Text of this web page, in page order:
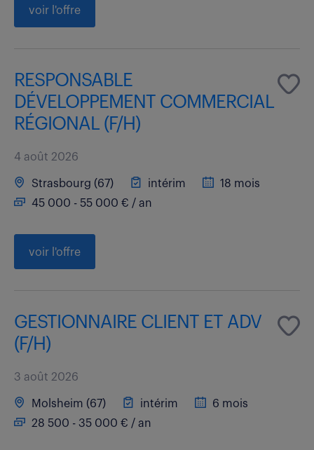
voir l'offre
RESPONSABLE
DÉVELOPPEMENT COMMERCIAL
RÉGIONAL (F/H)
4 août 2026
Strasbourg (67) intérim
18 mois
45 000 - 55 000 € / an
voir l'offre
GESTIONNAIRE CLIENT ET ADV
(F/H)
3 août 2026
Molsheim (67) intérim
6 mois
28 500 - 35 000 € / an